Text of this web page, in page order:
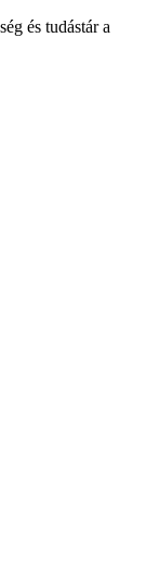
és tudástár a